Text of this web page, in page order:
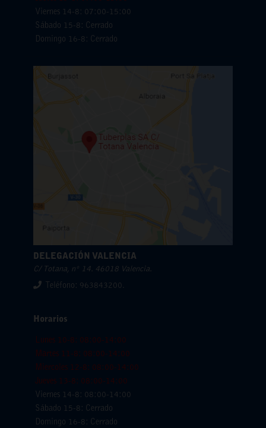
Viernes 14-8: 07:00-15:00
Sábado 15-8: Cerrado
Domingo 16-8: Cerrado
DELEGACIÓN VALENCIA
C/ Totana, nº 14. 46018 Valencia.
Teléfono: 963843200.
Horarios
Lunes 10-8: 08:00-14:00
Martes 11-8: 08:00-14:00
Miercoles 12-8: 08:00-14:00
Jueves 13-8: 08:00-14:00
Viernes 14-8: 08:00-14:00
Sábado 15-8: Cerrado
Domingo 16-8: Cerrado